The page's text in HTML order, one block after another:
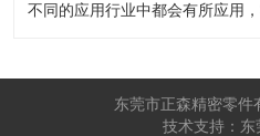
不同的应用行业中都会有所应用
工按量具量仪的读数值是否直接
东莞市正森精密零件
技术支持：东